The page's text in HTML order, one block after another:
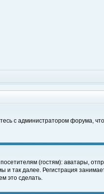
с администратором форума,
(гостям): аватары,
так далее. Регистрация
это сделать.